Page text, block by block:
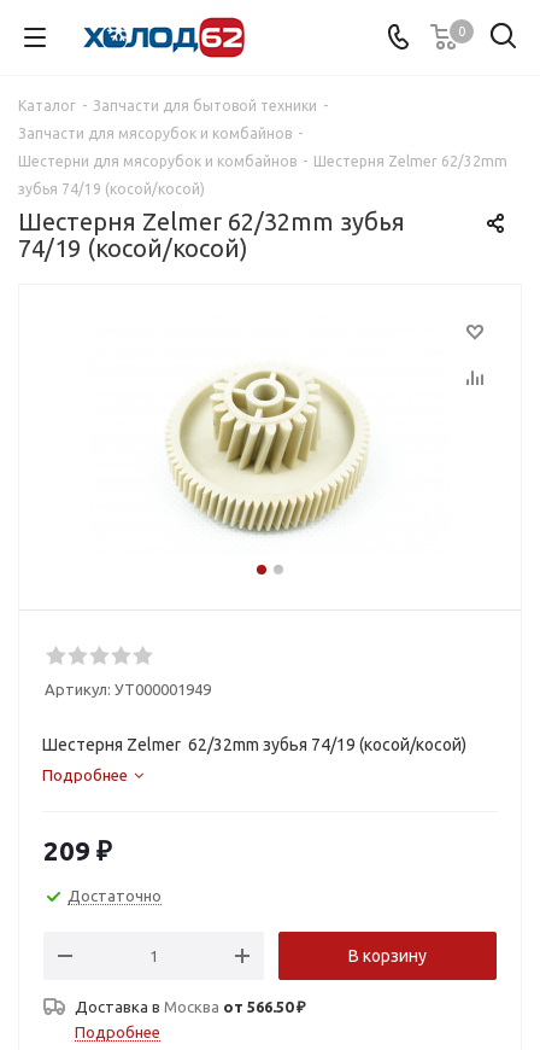
0
Каталог - Запчасти для бытовой техники -
Запчасти для мясорубок и комбайнов -
Шестерни для мясорубок и комбайнов - Шестерня Zelmer 62/32mm
зубья 74/19 (косой/косой)
Шестерня Zelmer 62/32mm зубья
74/19 (косой/косой)
Артикул: УТ000001949
Шестерня Zelmer 62/32mm зубья 74/19 (косой/косой)
Подробнее
209 ₽
Достаточно
В корзину
Доставка в Москва от 566.50 ₽
Подробнее